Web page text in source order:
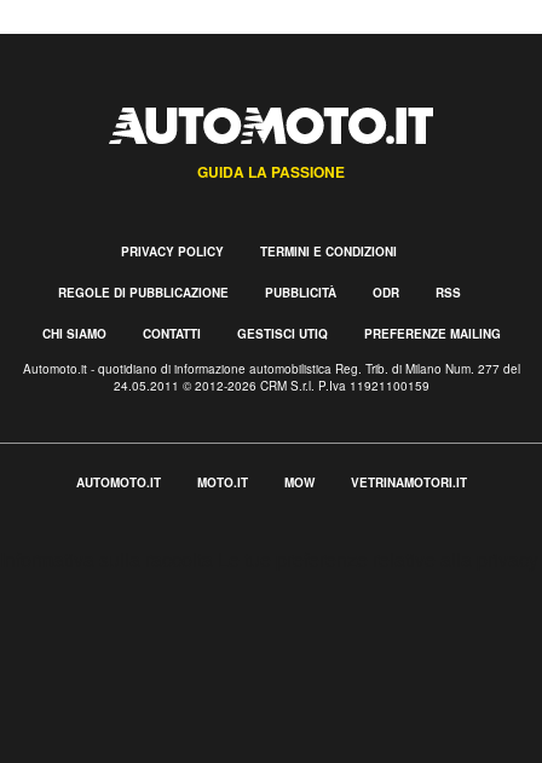
GUIDA LA PASSIONE
PRIVACY POLICY TERMINI E CONDIZIONI
REGOLE DI PUBBLICAZIONE PUBBLICITÀ ODR RSS
CHI SIAMO CONTATTI GESTISCI UTIQ PREFERENZE MAILING
Automoto.it - quotidiano di informazione automobilistica Reg. Trib. di Milano Num. 277 del
24.05.2011 © 2012-2026 CRM S.r.l. P.Iva 11921100159
AUTOMOTO.IT MOTO.IT MOW VETRINAMOTORI.IT